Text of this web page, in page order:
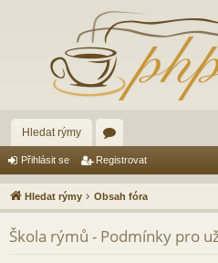
Hledat rýmy
ór
a
Přihlásit se Registrovat
Hledat rýmy Obsah fóra
Škola rýmů - Podmínky pro